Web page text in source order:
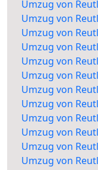
Umzug von
Umzug von
Umzug von
Umzug von
Umzug von
Umzug von
Umzug von
Umzug von
Umzug von
Umzug von
Umzug von
Umzug von